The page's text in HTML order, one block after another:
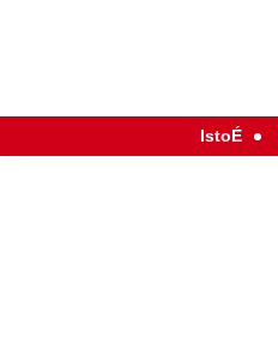
IstoÉ